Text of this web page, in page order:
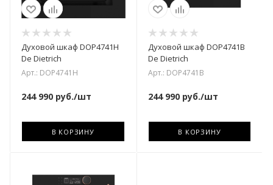
Духовой шкаф DOP4741H
De Dietrich
Арт.: DOP4741H
244 990 руб./шт
В КОРЗИНУ
Духовой шкаф DOP4741B
De Dietrich
Арт.: DOP4741B
244 990руб./шт
В КОРЗИНУ